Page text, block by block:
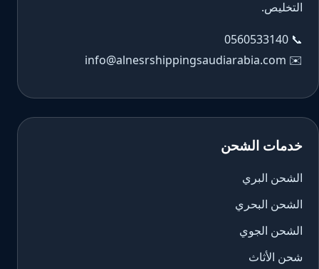
التخليص.
📞
0560533140
✉️
info@alnesrshippingsaudiarabia.com
خدمات الشحن
الشحن البري
الشحن البحري
الشحن الجوي
شحن الأثاث